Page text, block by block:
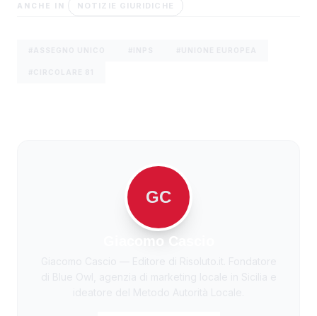
ANCHE IN NOTIZIE GIURIDICHE
GC
Giacomo Cascio